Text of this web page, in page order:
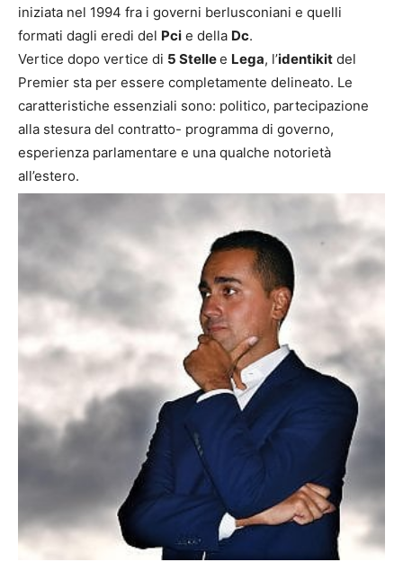
iniziata nel 1994 fra i governi berlusconiani e quelli
formati dagli eredi del Pci e della Dc.
Vertice dopo vertice di 5 Stellee Lega, l’identikit del
Premier sta per essere completamente delineato. Le
caratteristiche essenziali sono: politico, partecipazione
alla stesura del contratto- programma di governo,
esperienza parlamentare e una qualche notorietà
all’estero.